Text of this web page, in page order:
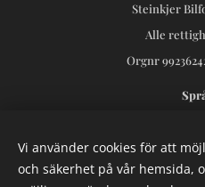
Steinkjer
Alle
Orgnr
NOK kr
Vi använder cookies för att
och säkerhet på vår hemsida,